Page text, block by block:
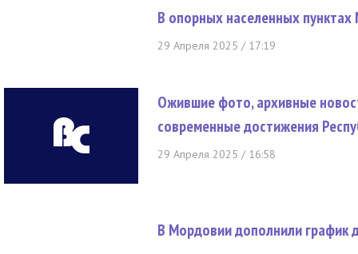
В опорных населенных
29 Апреля 2025 / 17:19
Ожившие фото, архивные
современные достижения
29 Апреля 2025 / 16:58
В Мордовии дополнили график